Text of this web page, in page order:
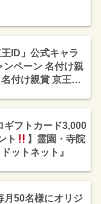
ID」公式キャラ
ンペーン 名付け親
付け親賞 京王観
ギフトカード3,000
ト
】霊園・寺院
ットネット』
月50名様にオリジ